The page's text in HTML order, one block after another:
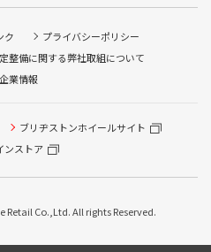
ク
プライバシーポリシー
整備に関する弊社取組について
企業情報
ブリヂストンホイールサイト
ンストア
Co.,Ltd. All rights Reserved.
ヤ履き替え/オイル交換/その他
待ち予約 ※クローク契約会員の